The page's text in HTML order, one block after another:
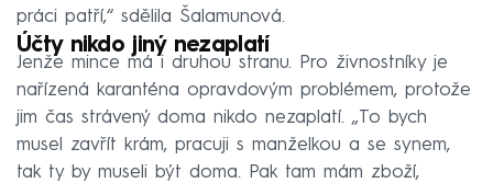
práci patří,“ sdělila Šalamunová.
Účty nikdo jiný nezaplatí
Jenže mince má i druhou stranu. Pro živnostníky je
nařízená karanténa opravdovým problémem, protože
jim čas strávený doma nikdo nezaplatí. „To bych
musel zavřít krám, pracuji s manželkou a se synem,
tak ty by museli být doma. Pak tam mám zboží,